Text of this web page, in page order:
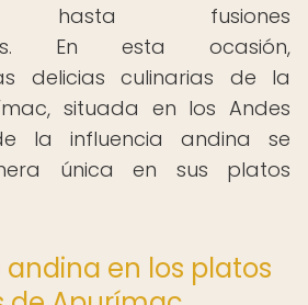
hasta fusiones
En esta ocasión,
delicias culinarias de la
situada en los Andes
la influencia andina se
única en sus platos
en los platos